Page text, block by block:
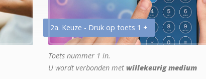
2a. Keuze - Druk op toets 1 +
Toets nummer 1 in.
U wordt verbonden met willekeurig medium